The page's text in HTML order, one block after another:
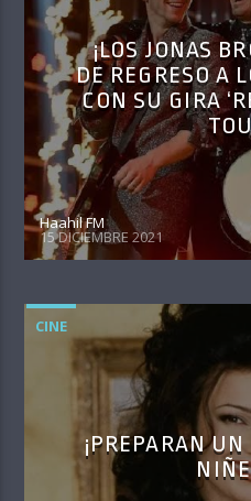
¡LOS JONAS
DE REGRESO A
CON SU GIRA
Haahil FM
15 DICIEMBRE 2021
CINE
¡PREPARAN